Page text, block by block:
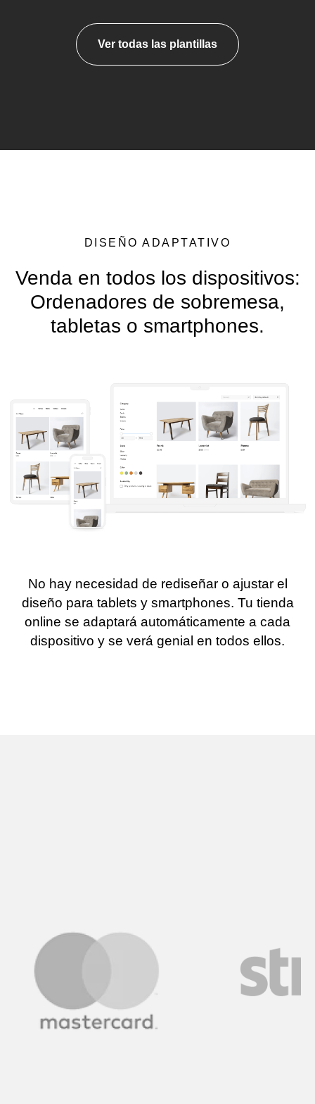
Ver todas las plantillas
DISEÑO ADAPTATIVO
Venda en todos los dispositivos:
Ordenadores de sobremesa,
tabletas o smartphones.
No hay necesidad de rediseñar o ajustar el
diseño para tablets y smartphones. Tu tienda
online se adaptará automáticamente a cada
dispositivo y se verá genial en todos ellos.